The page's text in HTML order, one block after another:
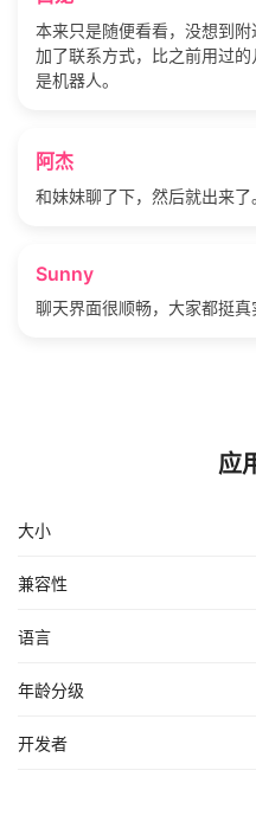
本来只是随便看看，没想到
加了联系方式，比之前用过
是机器人。
阿杰
和妹妹聊了下，然后就出来了
Sunny
聊天界面很顺畅，大家都挺真
应
大小
兼容性
语言
年龄分级
开发者